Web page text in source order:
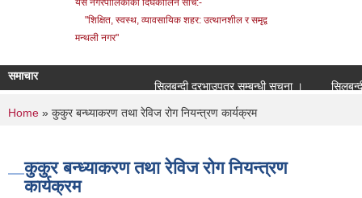
यस नगरपालिकाको दिर्घकालिन सोच:-
"शिक्षित, स्वस्थ, व्यावसायिक शहर: उत्थानशील र समृद्व
मन्थली नगर"
समाचार
सिलबन्दी दरभाउपत्र सम्बन्धी सूचना ।
सिलबन्दी
You are here
Home » कुकुर बन्ध्याकरण तथा रेविज रोग नियन्त्रण कार्यक्रम
कुकुर बन्ध्याकरण तथा रेविज रोग नियन्त्रण
कार्यक्रम